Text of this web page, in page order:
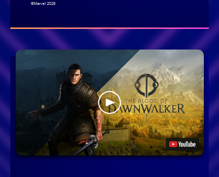
©Marvel 2026